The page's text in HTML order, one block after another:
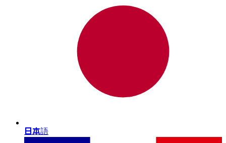
日本語